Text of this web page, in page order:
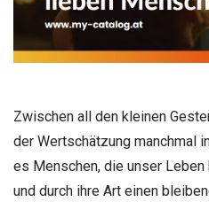
Zwischen all den kleinen
der Wertschätzung manchmal
es Menschen, die unser
und durch ihre Art einen